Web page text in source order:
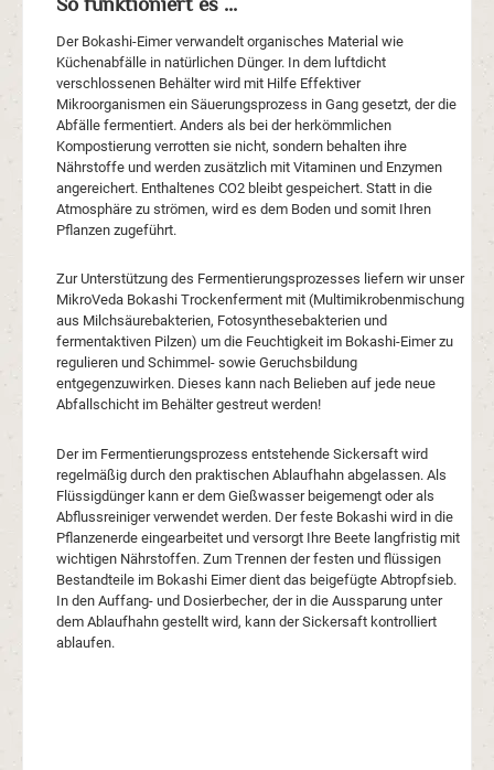
Der Bokashi-Eimer verwandelt organisches Material wie
Küchenabfälle in natürlichen Dünger. In dem luftdicht
verschlossenen Behälter wird mit Hilfe Effektiver
Mikroorganismen ein Säuerungsprozess in Gang gesetzt, der die
Abfälle fermentiert. Anders als bei der herkömmlichen
Kompostierung verrotten sie nicht, sondern behalten ihre
Nährstoffe und werden zusätzlich mit Vitaminen und Enzymen
angereichert. Enthaltenes CO2 bleibt gespeichert. Statt in die
Atmosphäre zu strömen, wird es dem Boden und somit Ihren
Pflanzen zugeführt.
Zur Unterstützung des Fermentierungsprozesses liefern wir unser
MikroVeda Bokashi Trockenferment mit (Multimikrobenmischung
aus Milchsäurebakterien, Fotosynthesebakterien und
fermentaktiven Pilzen) um die Feuchtigkeit im Bokashi-Eimer zu
regulieren und Schimmel- sowie Geruchsbildung
entgegenzuwirken. Dieses kann nach Belieben auf jede neue
Abfallschicht im Behälter gestreut werden!
Der im Fermentierungsprozess entstehende Sickersaft wird
regelmäßig durch den praktischen Ablaufhahn abgelassen. Als
Flüssigdünger kann er dem Gießwasser beigemengt oder als
Abflussreiniger verwendet werden. Der feste Bokashi wird in die
Pflanzenerde eingearbeitet und versorgt Ihre Beete langfristig mit
wichtigen Nährstoffen. Zum Trennen der festen und flüssigen
Bestandteile im Bokashi Eimer dient das beigefügte Abtropfsieb.
In den Auffang- und Dosierbecher, der in die Aussparung unter
dem Ablaufhahn gestellt wird, kann der Sickersaft kontrolliert
ablaufen.